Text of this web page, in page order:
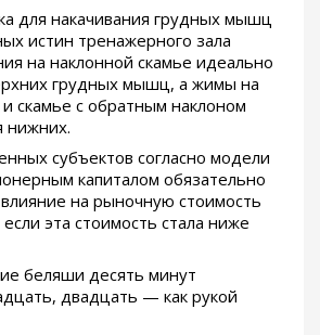
для накачивания грудных мышц
истин тренажерного зала
на наклонной скамье идеально
грудных мышц, а жимы на
скамье с обратным наклоном
нижних.
субъектов согласно модели
капиталом обязательно
на рыночную стоимость
эта стоимость стала ниже
беляши десять минут
двадцать — как рукой